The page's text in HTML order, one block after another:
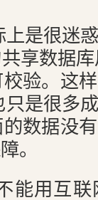
是很迷
享数据
验。这
是很多
数据没
。
能用互